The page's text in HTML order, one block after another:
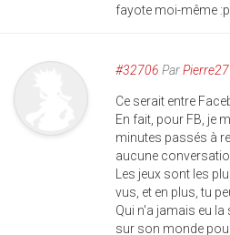
fayote moi-même
#32706 ParPierre27
Ce serait entre
En fait, pour FB, je
minutes passés à
aucune
Les jeux sont les
vus, et en plus, tu
Qui n'a jamais eu
sur son monde